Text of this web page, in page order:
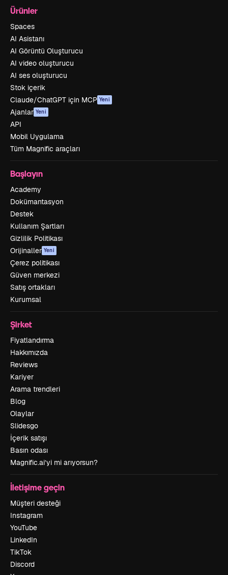
Ürünler
Spaces
AI Asistanı
AI Görüntü Oluşturucu
AI video oluşturucu
AI ses oluşturucu
Stok içerik
Claude/ChatGPT için MCP Yeni
Ajanlar Yeni
API
Mobil Uygulama
Tüm Magnific araçları
Başlayın
Academy
Dokümantasyon
Destek
Kullanım Şartları
Gizlilik Politikası
Orijinaller Yeni
Çerez politikası
Güven merkezi
Satış ortakları
Kurumsal
Şirket
Fiyatlandırma
Hakkımızda
Reviews
Kariyer
Arama trendleri
Blog
Olaylar
Slidesgo
İçerik satışı
Basın odası
Magnific.ai’yi mi arıyorsun?
İletişime geçin
Müşteri desteği
Instagram
YouTube
LinkedIn
TikTok
Discord